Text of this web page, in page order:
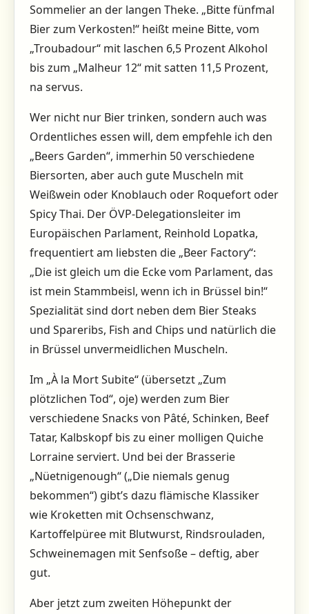
Sommelier an der langen Theke. „Bitte fünfmal
Bier zum Verkosten!“ heißt meine Bitte, vom
„Troubadour“ mit laschen 6,5 Prozent Alkohol
bis zum „Malheur 12“ mit satten 11,5 Prozent,
na servus.
Wer nicht nur Bier trinken, sondern auch was
Ordentliches essen will, dem empfehle ich den
„Beers Garden“, immerhin 50 verschiedene
Biersorten, aber auch gute Muscheln mit
Weißwein oder Knoblauch oder Roquefort oder
Spicy Thai. Der ÖVP-Delegationsleiter im
Europäischen Parlament, Reinhold Lopatka,
frequentiert am liebsten die „Beer Factory“:
„Die ist gleich um die Ecke vom Parlament, das
ist mein Stammbeisl, wenn ich in Brüssel bin!“
Spezialität sind dort neben dem Bier Steaks
und Spareribs, Fish and Chips und natürlich die
in Brüssel unvermeidlichen Muscheln.
Im „À la Mort Subite“ (übersetzt „Zum
plötzlichen Tod“, oje) werden zum Bier
verschiedene Snacks von Pâté, Schinken, Beef
Tatar, Kalbskopf bis zu einer molligen Quiche
Lorraine serviert. Und bei der Brasserie
„Nüetnigenough“ („Die niemals genug
bekommen“) gibt’s dazu flämische Klassiker
wie Kroketten mit Ochsenschwanz,
Kartoffelpüree mit Blutwurst, Rindsrouladen,
Schweinemagen mit Senfsoße – deftig, aber
gut.
Aber jetzt zum zweiten Höhepunkt der